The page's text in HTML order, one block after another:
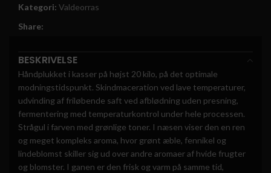
Kategori: Valdeorras
Share:
BESKRIVELSE
Håndplukket i kasser på højst 20 kilo, på det optimale
modningstidspunkt. Skindmaceration ved lave temperaturer,
udvinding af friløbende saft ved afblødning uden presning,
fermentering med temperaturkontrol under hele processen.
Strågul i farven med grønlige toner. I næsen viser den en ren
og meget kompleks aroma, hvor grønt æble, fennikel og
lindeblomst skiller sig ud over andre aromaer af hvide frugter
og blomster. I ganen er den frisk og varm på samme tid,